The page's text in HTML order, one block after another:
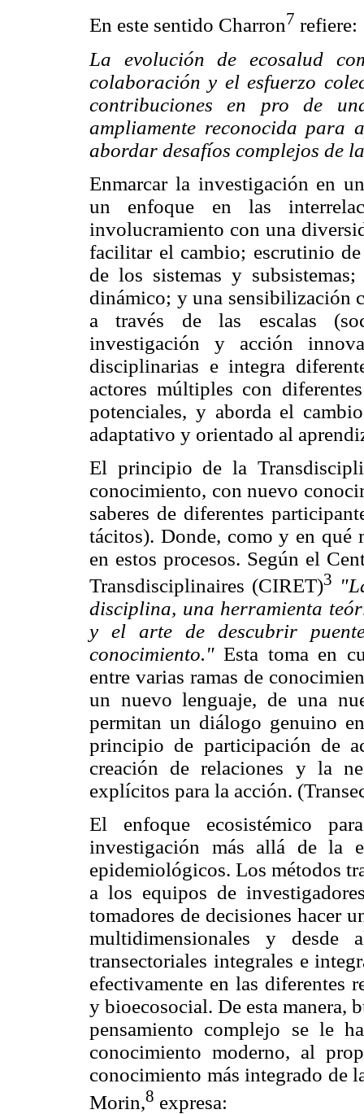
En este sentido Charron7 refiere:
La evolución de ecosalud
colaboración y el esfuerzo
contribuciones en pro de
ampliamente reconocida para
abordar desafíos complejos de
Enmarcar la investigación en
un enfoque en las
involucramiento con una
facilitar el cambio; escrutinio de
de los sistemas y
dinámico; y una sensibilización
a través de las escalas
investigación y acción
disciplinarias e integra
actores múltiples con
potenciales, y aborda el
adaptativo y orientado al
El principio de la
conocimiento, con nuevo
saberes de diferentes
tácitos). Donde, como y en qué
en estos procesos. Según el
Transdisciplinaires (CIRET)3
disciplina, una herramienta
y el arte de descubrir
conocimiento." Esta toma en
entre varias ramas de
un nuevo lenguaje, de una
permitan un diálogo genuino
principio de participación de
creación de relaciones y la
explícitos para la acción.
El enfoque ecosistémico
investigación más allá de la
epidemiológicos. Los métodos
a los equipos de
tomadores de decisiones hacer
multidimensionales y desde
transectoriales integrales e
efectivamente en las diferentes
y bioecosocial. De esta manera,
pensamiento complejo se le
conocimiento moderno, al
conocimiento más integrado de
Morin,8 expresa: